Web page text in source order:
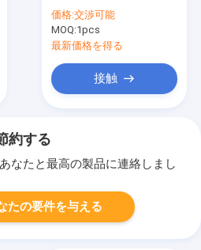
価格:交渉可能
MOQ:1pcs
最新価格を得る
接触
約する
なたと最高の製品に連絡しまし
たの要件を与える